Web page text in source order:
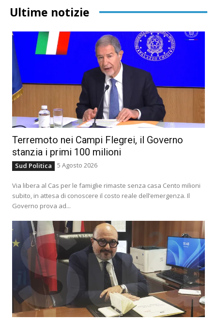
Ultime notizie
Terremoto nei Campi Flegrei, il Governo
stanzia i primi 100 milioni
Sud Politica 5 Agosto 2026
Via libera al Cas per le famiglie rimaste senza casa Cento milioni
subito, in attesa di conoscere il costo reale dell’emergenza. Il
Governo prova ad...